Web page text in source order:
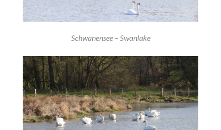
Schwanensee – Swanlake